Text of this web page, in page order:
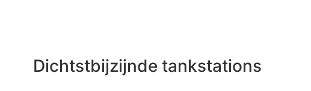
Dichtstbijzijnde tankstations